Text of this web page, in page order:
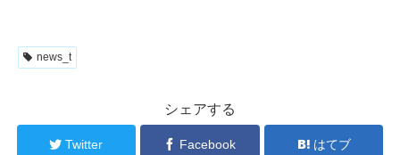
news_t
シェアする
Twitter Facebook はてブ